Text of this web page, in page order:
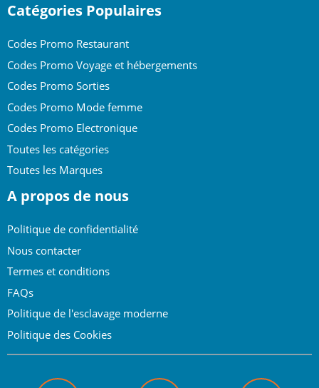
Catégories Populaires
Codes Promo Restaurant
Codes Promo Voyage et hébergements
Codes Promo Sorties
Codes Promo Mode femme
Codes Promo Electronique
Toutes les catégories
Toutes les Marques
A propos de nous
Politique de confidentialité
Nous contacter
Termes et conditions
FAQs
Politique de l'esclavage moderne
Politique des Cookies